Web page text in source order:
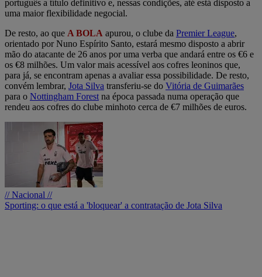
português a título definitivo e, nessas condições, até está disposto a
uma maior flexibilidade negocial.
De resto, ao que A BOLA apurou, o clube da Premier League,
orientado por Nuno Espírito Santo, estará mesmo disposto a abrir
mão do atacante de 26 anos por uma verba que andará entre os €6 e
os €8 milhões. Um valor mais acessível aos cofres leoninos que,
para já, se encontram apenas a avaliar essa possibilidade. De resto,
convém lembrar, Jota Silva transferiu-se do Vitória de Guimarães
para o Nottingham Forest na época passada numa operação que
rendeu aos cofres do clube minhoto cerca de €7 milhões de euros.
// Nacional //
Sporting: o que está a 'bloquear' a contratação de Jota Silva